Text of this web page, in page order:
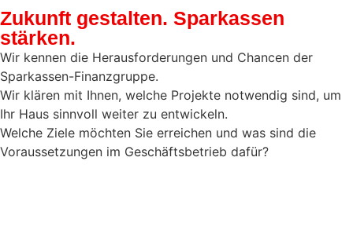
Zukunft gestalten. Sparkassen
stärken.
Wir kennen die Herausforderungen und Chancen der
Sparkassen-Finanzgruppe.
Wir klären mit Ihnen, welche Projekte notwen­dig sind, um
Ihr Haus sinnvoll weiter zu entwickeln.
Welche Ziele möchten Sie erreichen und was sind die
Voraussetzungen im Geschäftsbetrieb dafür?